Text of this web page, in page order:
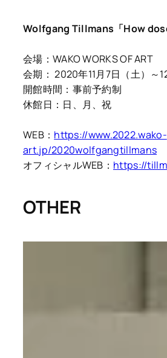
Wolfgang Tillmans「How
会場：WAKO WORKS OF ART
会期： 2020年11月7日（土）～
開館時間：事前予約制
休館日：日、月、祝
WEB： https://www.2022.wako-
art.jp/2020wolfgangtillmans
オフィシャルWEB： https://
OTHER